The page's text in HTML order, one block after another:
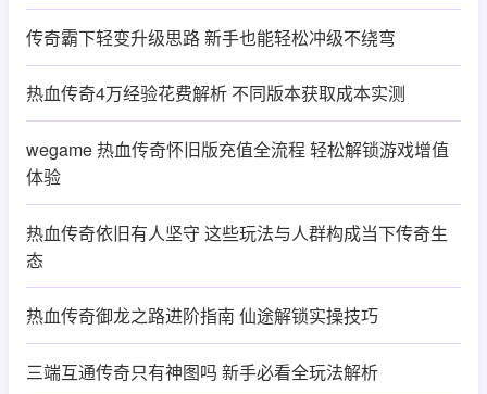
传奇霸下轻变升级思路 新手也能轻松冲级不绕弯
热血传奇4万经验花费解析 不同版本获取成本实测
wegame 热血传奇怀旧版充值全流程 轻松解锁游戏增值
体验
热血传奇依旧有人坚守 这些玩法与人群构成当下传奇生
态
热血传奇御龙之路进阶指南 仙途解锁实操技巧
三端互通传奇只有神图吗 新手必看全玩法解析